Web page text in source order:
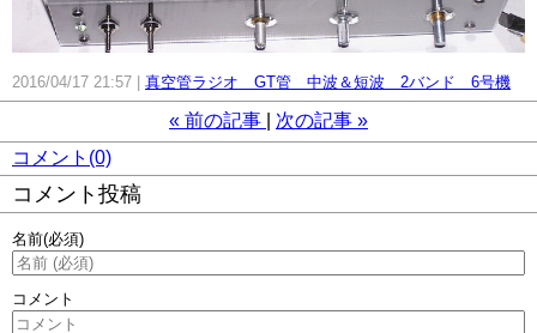
2016/04/17 21:57 真空管ラジオ GT管 中波＆短波 2バンド 6号機
« 前の記事 次の記事 »
コメント(0)
コメント投稿
名前(必須)
コメント